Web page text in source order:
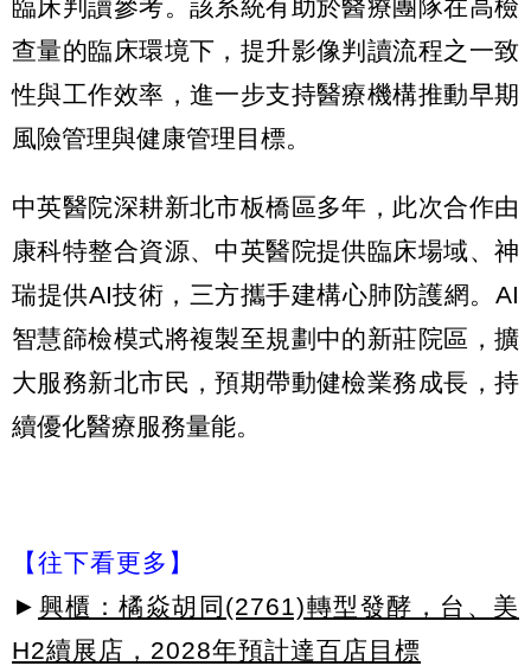
臨床判讀參考。該系統有助於醫療團隊在高檢
查量的臨床環境下，提升影像判讀流程之一致
性與工作效率，進一步支持醫療機構推動早期
風險管理與健康管理目標。
中英醫院深耕新北市板橋區多年，此次合作由
康科特整合資源、中英醫院提供臨床場域、神
瑞提供AI技術，三方攜手建構心肺防護網。AI
智慧篩檢模式將複製至規劃中的新莊院區，擴
大服務新北市民，預期帶動健檢業務成長，持
續優化醫療服務量能。
【往下看更多】
► 興櫃：橘焱胡同(2761)轉型發酵，台、美
H2續展店，2028年預計達百店目標